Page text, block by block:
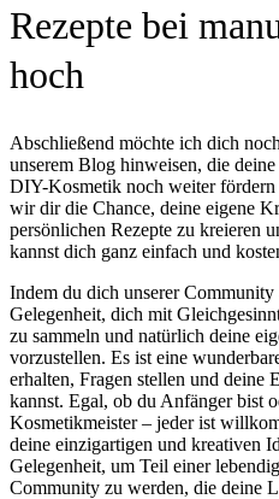
Rezepte bei
hoch
Abschließend möchte ich dich
unserem Blog hinweisen, die
DIY-Kosmetik noch weiter
wir dir die Chance, deine eigene
persönlichen Rezepte zu kreieren
kannst dich ganz einfach und
Indem du dich unserer
Gelegenheit, dich mit
zu sammeln und natürlich deine
vorzustellen. Es ist eine
erhalten, Fragen stellen und deine
kannst. Egal, ob du Anfänger bist
Kosmetikmeister – jeder ist
deine einzigartigen und kreativen
Gelegenheit, um Teil einer
Community zu werden, die deine